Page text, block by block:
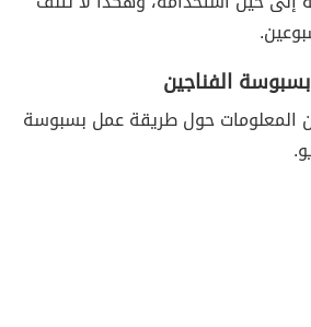
الفناجين
المعلومات حول طريقة عمل بسبوسة